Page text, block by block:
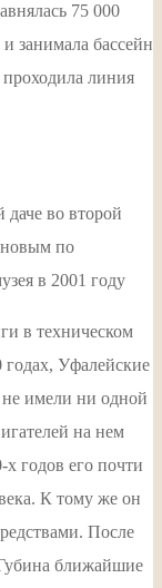
75 000
занимала бассейн
линия
во второй
по
в 2001 году
в техническом
Уфалейские
не имели ни одной
на нем
х годов его почти
К тому же он
После
ближайшие